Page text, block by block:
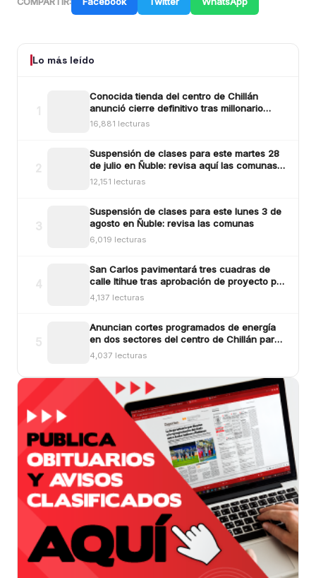
Lo más leído
Conocida tienda del centro de Chillán
anunció cierre definitivo tras millonario
robo ocurrido la madrugada del reciente
lunes
16,881 lecturas
Suspensión de clases para este martes 28
de julio en Ñuble: revisa aquí las comunas y
sectores
12,151 lecturas
Suspensión de clases para este lunes 3 de
agosto en Ñuble: revisa las comunas
6,019 lecturas
San Carlos pavimentará tres cuadras de
calle Itihue tras aprobación de proyecto por
más de $554 millones
4,137 lecturas
Anuncian cortes programados de energía
en dos sectores del centro de Chillán para
este viernes
4,037 lecturas